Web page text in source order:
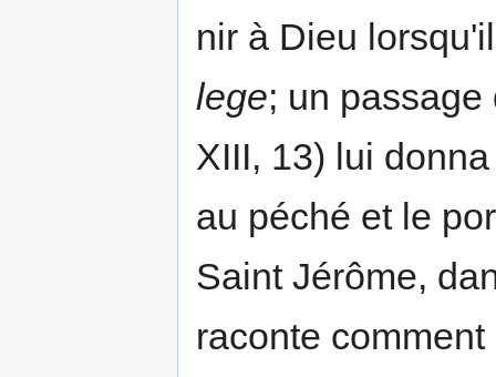
nir à Dieu
lege; un
XIII, 13) lui
au péché et le
Saint Jérôme,
raconte